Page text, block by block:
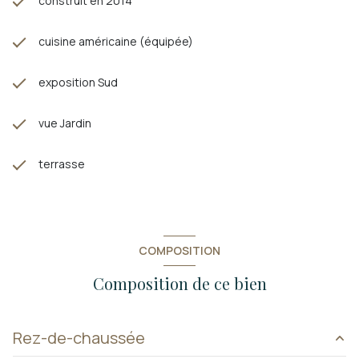
cuisine américaine (équipée)
exposition Sud
vue Jardin
terrasse
COMPOSITION
Composition de ce bien
Rez-de-chaussée